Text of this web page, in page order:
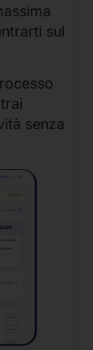
sul
senza